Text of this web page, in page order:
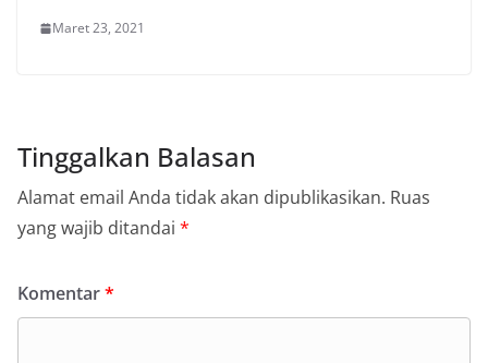
Maret 23, 2021
Tinggalkan Balasan
Alamat email Anda tidak akan dipublikasikan. Ruas
yang wajib ditandai *
Komentar*